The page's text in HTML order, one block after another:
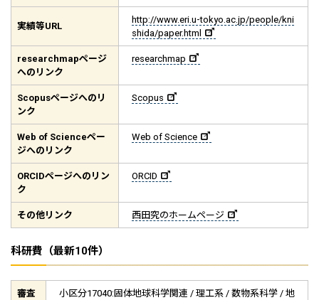
実績等URL
http://www.eri.u-tokyo.ac.jp/people/kni
shida/paper.html
researchmapページ
へのリンク
researchmap
Scopusページへのリ
ンク
Scopus
Web of Scienceペー
ジへのリンク
Web of Science
ORCIDページへのリン
ク
ORCID
その他リンク 西田究のホームページ
科研費（最新10件）
審査
小区分17040:固体地球科学関連 / 理工系 / 数物系科学 / 地